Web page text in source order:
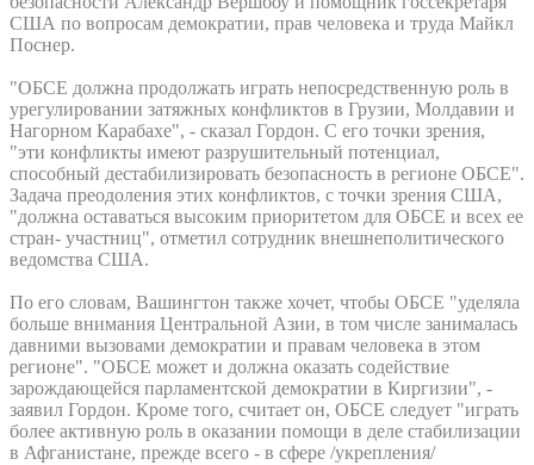
США по вопросам демократии, прав человека и труда Майкл
Поснер.
"ОБСЕ должна продолжать играть непосредственную роль в
урегулировании затяжных конфликтов в Грузии, Молдавии и
Нагорном Карабахе", - сказал Гордон. С его точки зрения,
"эти конфликты имеют разрушительный потенциал,
способный дестабилизировать безопасность в регионе ОБСЕ".
Задача преодоления этих конфликтов, с точки зрения США,
"должна оставаться высоким приоритетом для ОБСЕ и всех ее
стран- участниц", отметил сотрудник внешнеполитического
ведомства США.
По его словам, Вашингтон также хочет, чтобы ОБСЕ "уделяла
больше внимания Центральной Азии, в том числе занималась
давними вызовами демократии и правам человека в этом
регионе". "ОБСЕ может и должна оказать содействие
зарождающейся парламентской демократии в Киргизии", -
заявил Гордон. Кроме того, считает он, ОБСЕ следует "играть
более активную роль в оказании помощи в деле стабилизации
в Афганистане, прежде всего - в сфере /укрепления/